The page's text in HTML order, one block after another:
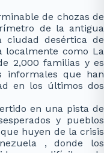
de chozas de
de la antigua
desértica de
localmente como La
2,000 familias y es
informales que han
en los últimos dos
en una pista de
y pueblos
huyen de la crisis
, donde los